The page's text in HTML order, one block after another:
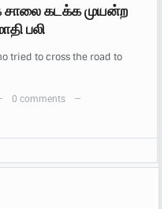
சாலை கடக்க முயன்ற
பலி
tried to cross the road to
0 comments —